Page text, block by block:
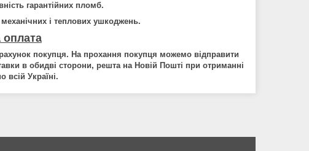
гарантійних пломб.
і теплових ушкоджень.
оплата
покупця. На прохання покупця можемо відправити
в обидві сторони, решта на Новій Пошті при отриманні
всій Україні.